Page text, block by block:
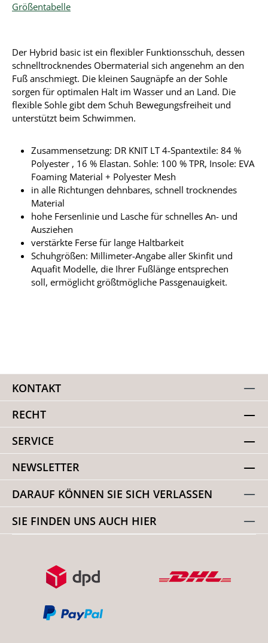
Größentabelle
Der Hybrid basic ist ein flexibler Funktionsschuh, dessen
schnelltrocknendes Obermaterial sich angenehm an den
Fuß anschmiegt. Die kleinen Saugnäpfe an der Sohle
sorgen für optimalen Halt im Wasser und an Land. Die
flexible Sohle gibt dem Schuh Bewegungsfreiheit und
unterstützt beim Schwimmen.
Zusammensetzung: DR KNIT LT 4-Spantextile: 84 %
Polyester , 16 % Elastan. Sohle: 100 % TPR, Insole: EVA
Foaming Material + Polyester Mesh
in alle Richtungen dehnbares, schnell trocknendes
Material
hohe Fersenlinie und Lasche für schnelles An- und
Ausziehen
verstärkte Ferse für lange Haltbarkeit
Schuhgrößen: Millimeter-Angabe aller Skinfit und
Aquafit Modelle, die Ihrer Fußlänge entsprechen
soll, ermöglicht größtmögliche Passgenauigkeit.
KONTAKT
RECHT
SERVICE
NEWSLETTER
DARAUF KÖNNEN SIE SICH VERLASSEN
SIE FINDEN UNS AUCH HIER